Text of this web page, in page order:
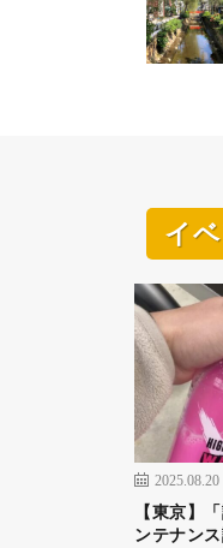
リアの
イ
イベン
日程：
参加料
イ
2025.08.20
【東京】
ンテナン